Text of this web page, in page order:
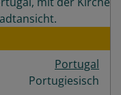
Portugal
Portugiesisch